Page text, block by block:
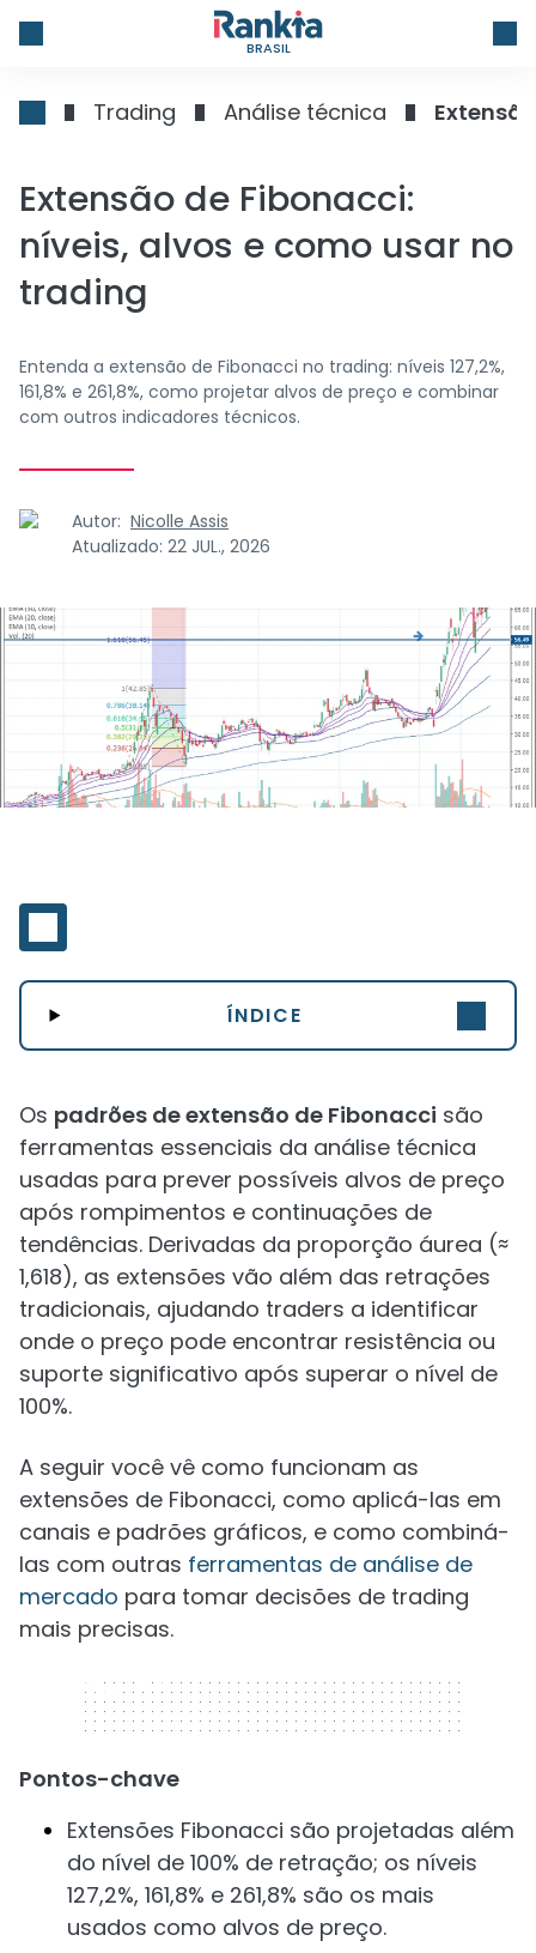
BRASIL
Trading Análise técnica
Extensão de Fibonacci:
níveis, alvos e como usar no
trading
Entenda a extensão de Fibonacci no trading: níveis 127,2%,
161,8% e 261,8%, como projetar alvos de preço e combinar
com outros indicadores técnicos.
Autor: Nicolle Assis
Atualizado: 22 JUL., 2026
ÍNDICE
Os padrões de extensão de Fibonacci são
ferramentas essenciais da análise técnica
usadas para prever possíveis alvos de preço
após rompimentos e continuações de
tendências. Derivadas da proporção áurea (≈
1,618), as extensões vão além das retrações
tradicionais, ajudando traders a identificar
onde o preço pode encontrar resistência ou
suporte significativo após superar o nível de
100%.
A seguir você vê como funcionam as
extensões de Fibonacci, como aplicá-las em
canais e padrões gráficos, e como combiná-
las com outras ferramentas de análise de
mercado para tomar decisões de trading
mais precisas.
320 x 50
Pontos-chave
Extensões Fibonacci são projetadas além
do nível de 100% de retração; os níveis
127,2%, 161,8% e 261,8% são os mais
usados como alvos de preço.